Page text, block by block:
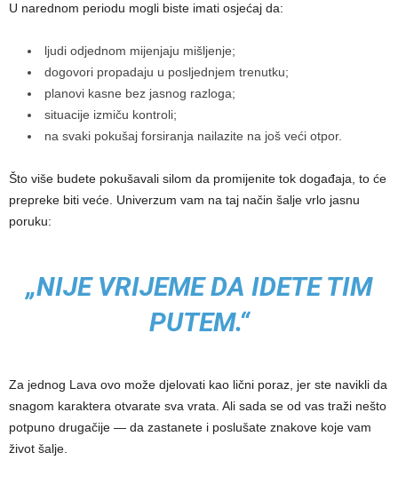
U narednom periodu mogli biste imati osjećaj da:
ljudi odjednom mijenjaju mišljenje;
dogovori propadaju u posljednjem trenutku;
planovi kasne bez jasnog razloga;
situacije izmiču kontroli;
na svaki pokušaj forsiranja nailazite na još veći otpor.
Što više budete pokušavali silom da promijenite tok događaja, to će
prepreke biti veće. Univerzum vam na taj način šalje vrlo jasnu
poruku:
„NIJE VRIJEME DA IDETE TIM
PUTEM.“
Za jednog Lava ovo može djelovati kao lični poraz, jer ste navikli da
snagom karaktera otvarate sva vrata. Ali sada se od vas traži nešto
potpuno drugačije — da zastanete i poslušate znakove koje vam
život šalje.